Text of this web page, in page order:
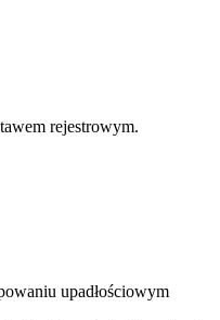
rejestrowym.
upadłościowym